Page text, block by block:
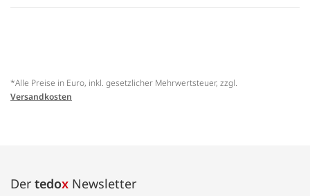
*Alle Preise in Euro, inkl. gesetzlicher Mehrwertsteuer, zzgl.
Versandkosten
Der tedox Newsletter